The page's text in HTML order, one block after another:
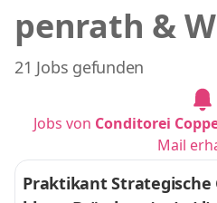
penrath &
21 Jobs gefunden
Jobs von Conditorei
Mail
Praktikant